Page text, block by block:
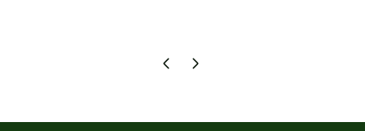
Pagina precedente
Pagina successiva